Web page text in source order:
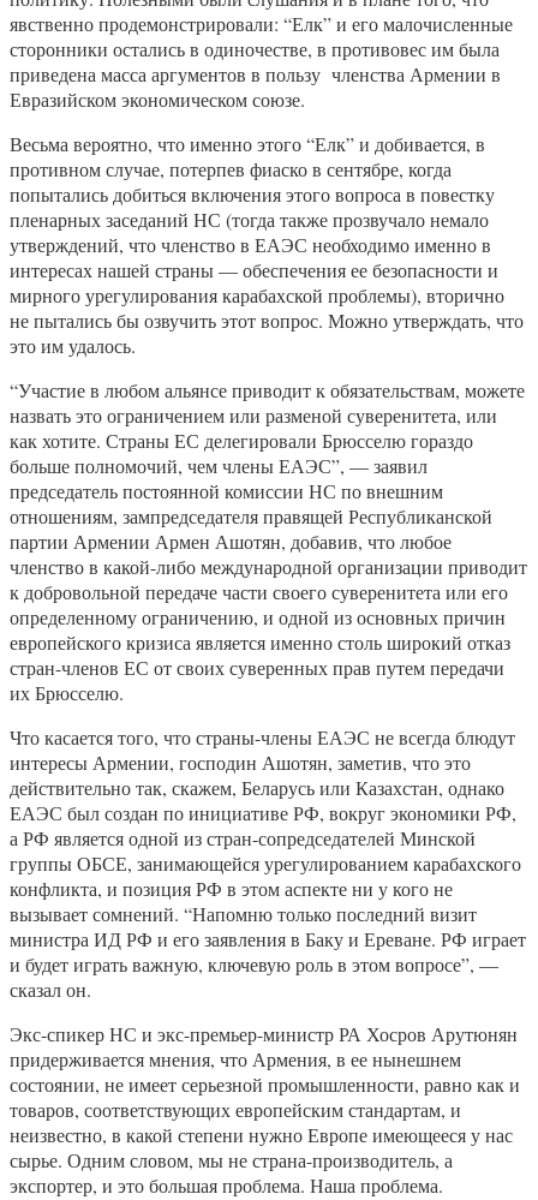
явственно продемонстрировали: “Елк” и его малочисленные
сторонники остались в одиночестве, в противовес им была
приведена масса аргументов в пользу членства Армении в
Евразийском экономическом союзе.
Весьма вероятно, что именно этого “Елк” и добивается, в
противном случае, потерпев фиаско в сентябре, когда
попытались добиться включения этого вопроса в повестку
пленарных заседаний НС (тогда также прозвучало немало
утверждений, что членство в ЕАЭС необходимо именно в
интересах нашей страны — обеспечения ее безопасности и
мирного урегулирования карабахской проблемы), вторично
не пытались бы озвучить этот вопрос. Можно утверждать, что
это им удалось.
“Участие в любом альянсе приводит к обязательствам, можете
назвать это ограничением или разменой суверенитета, или
как хотите. Страны ЕС делегировали Брюсселю гораздо
больше полномочий, чем члены ЕАЭС”, — заявил
председатель постоянной комиссии НС по внешним
отношениям, зампредседателя правящей Республиканской
партии Армении Армен Ашотян, добавив, что любое
членство в какой-либо международной организации приводит
к добровольной передаче части своего суверенитета или его
определенному ограничению, и одной из основных причин
европейского кризиса является именно столь широкий отказ
стран-членов ЕС от своих суверенных прав путем передачи
их Брюсселю.
Что касается того, что страны-члены ЕАЭС не всегда блюдут
интересы Армении, господин Ашотян, заметив, что это
действительно так, скажем, Беларусь или Казахстан, однако
ЕАЭС был создан по инициативе РФ, вокруг экономики РФ,
а РФ является одной из стран-сопредседателей Минской
группы ОБСЕ, занимающейся урегулированием карабахского
конфликта, и позиция РФ в этом аспекте ни у кого не
вызывает сомнений. “Напомню только последний визит
министра ИД РФ и его заявления в Баку и Ереване. РФ играет
и будет играть важную, ключевую роль в этом вопросе”, —
сказал он.
Экс-спикер НС и экс-премьер-министр РА Хосров Арутюнян
придерживается мнения, что Армения, в ее нынешнем
состоянии, не имеет серьезной промышленности, равно как и
товаров, соответствующих европейским стандартам, и
неизвестно, в какой степени нужно Европе имеющееся у нас
сырье. Одним словом, мы не страна-производитель, а
экспортер, и это большая проблема. Наша проблема.